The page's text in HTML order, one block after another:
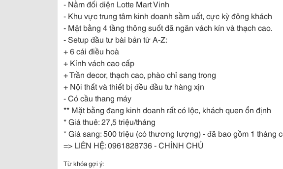
- Nằm đối diện Lotte Mart Vinh
- Khu vực trung tâm kinh doanh sầm uất, cực kỳ đông khách
- Mặt bằng 4 tầng thông suốt đã ngăn vách kín và thạch cao.
- Setup đầu tư bài bản từ A-Z:
+ 6 cái điều hoà
+ Kính vách cao cấp
+ Trần decor, thạch cao, phào chỉ sang trọng
+ Nội thất và thiết bị đều đầu tư hàng xịn
- Có cầu thang máy
** Mặt bằng đang kinh doanh rất có lộc, khách quen ổn định
* Giá thuê: 27,5 triệu/tháng
* Giá sang: 500 triệu (có thương lượng) - đã bao gồm 1 tháng
=> LIÊN HỆ: 0961828736 - CHÍNH CHỦ
Từ khóa gợi ý: